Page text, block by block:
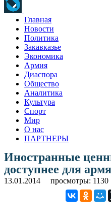
Главная
Новости
Политика
Закавказье
Экономика
Армия
Диаспора
Общество
Аналитика
Культура
Спорт
Мир
О нас
ПАРТНЕРЫ
Иностранные
доступнее для
13.01.2014 просмотры: 1130